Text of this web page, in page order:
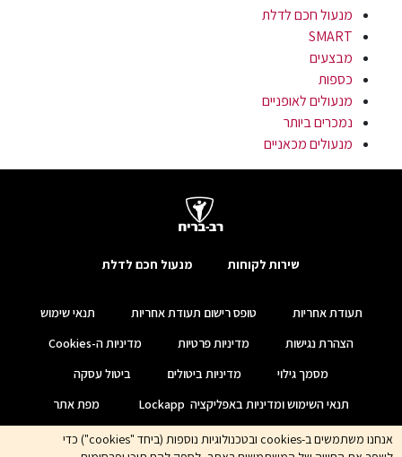
מנעול חכם לדלת
SMART
מבצעים
כספות
מנעולים לאופניים
נמכרים ביותר
מנעולים מכאניים
שירות לקוחות מנעול חכם לדלת
תעודת אחריות טופס רישום תעודת אחריות
תנאי שימוש
הצהרת נגישות
מדיניות פרטיות
מדיניות ה-Cookies
מסמך גילוי
מדיניות ביטולים
ביטול עסקה
תנאי השימוש ומדיניות באפליקציה Lockapp
מפת אתר
אנחנו משתמשים ב-cookies ובטכנולוגיות נוספות (ביחד "cookies") כדי